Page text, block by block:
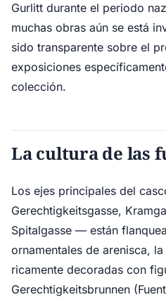
Gurlitt durante el periodo
muchas obras aún se está
sido transparente sobre el
exposiciones
colección.
La cultura de las
Los ejes principales del
Gerechtigkeitsgasse,
Spitalgasse — están
ornamentales de arenisca,
ricamente decoradas con
Gerechtigkeitsbrunnen